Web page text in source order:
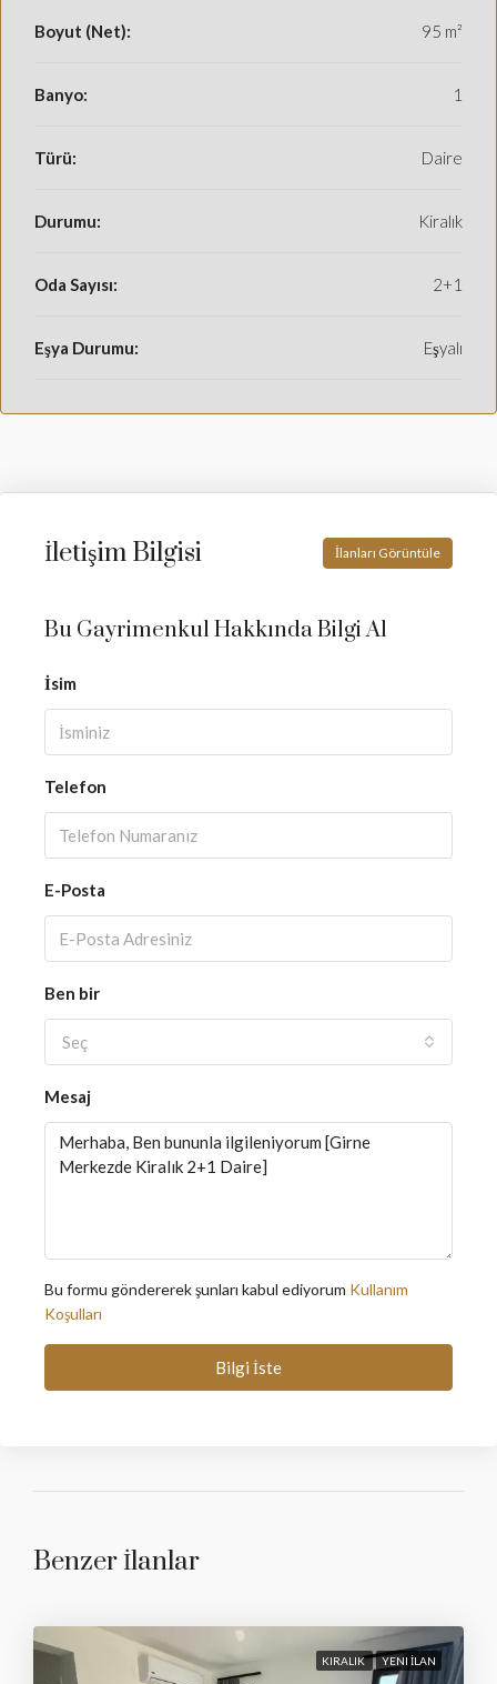
Boyut (Net): 95 m²
Banyo: 1
Türü: Daire
Durumu: Kiralık
Oda Sayısı: 2+1
Eşya Durumu: Eşyalı
İletişim Bilgisi İlanları Görüntüle
Bu Gayrimenkul Hakkında Bilgi Al
İsim
Telefon
E-Posta
Ben bir
Seç
Mesaj
Bu formu göndererek şunları kabul ediyorum Kullanım
Koşulları
Bilgi İste
Benzer İlanlar
KIRALIK YENI İLAN